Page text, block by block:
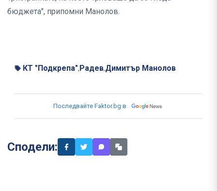
бюджета", припомни Манолов.
КТ "Подкрепа", Радев,Димитър Манолов
Последвайте Faktor.bg в
Сподели: